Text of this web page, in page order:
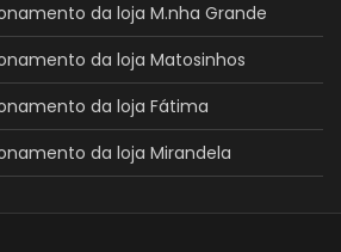
da loja M.nha Grande
da loja Matosinhos
da loja Fátima
da loja Mirandela